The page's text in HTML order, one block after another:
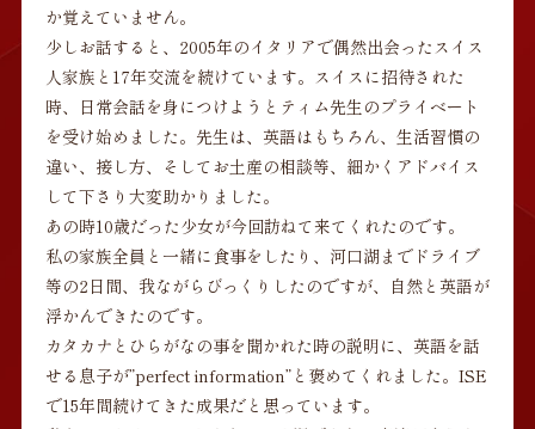
か覚えていません。
少しお話すると、2005年のイタリアで偶然出会ったスイス
人家族と17年交流を続けています。スイスに招待された
時、日常会話を身につけようとティム先生のプライベート
を受け始めました。先生は、英語はもちろん、生活習慣の
違い、接し方、そしてお土産の相談等、細かくアドバイス
して下さり大変助かりました。
あの時10歳だった少女が今回訪ねて来てくれたのです。
私の家族全員と一緒に食事をしたり、河口湖までドライブ
等の2日間、我ながらびっくりしたのですが、自然と英語が
浮かんできたのです。
カタカナとひらがなの事を聞かれた時の説明に、英語を話
せる息子が”perfect information”と褒めてくれました。ISE
で15年間続けてきた成果だと思っています。